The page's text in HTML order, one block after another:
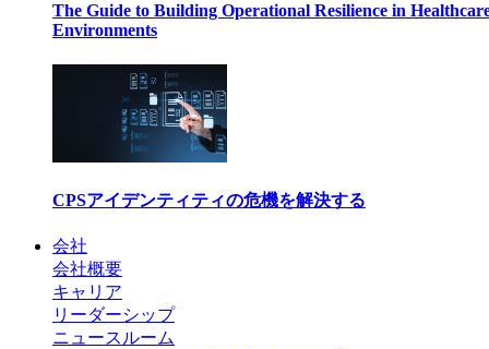
The Guide to Building Operational Resilience in
Environments
CPSアイデンティティの危機を解決する
会社
会社概要
キャリア
リーダーシップ
ニュースルーム